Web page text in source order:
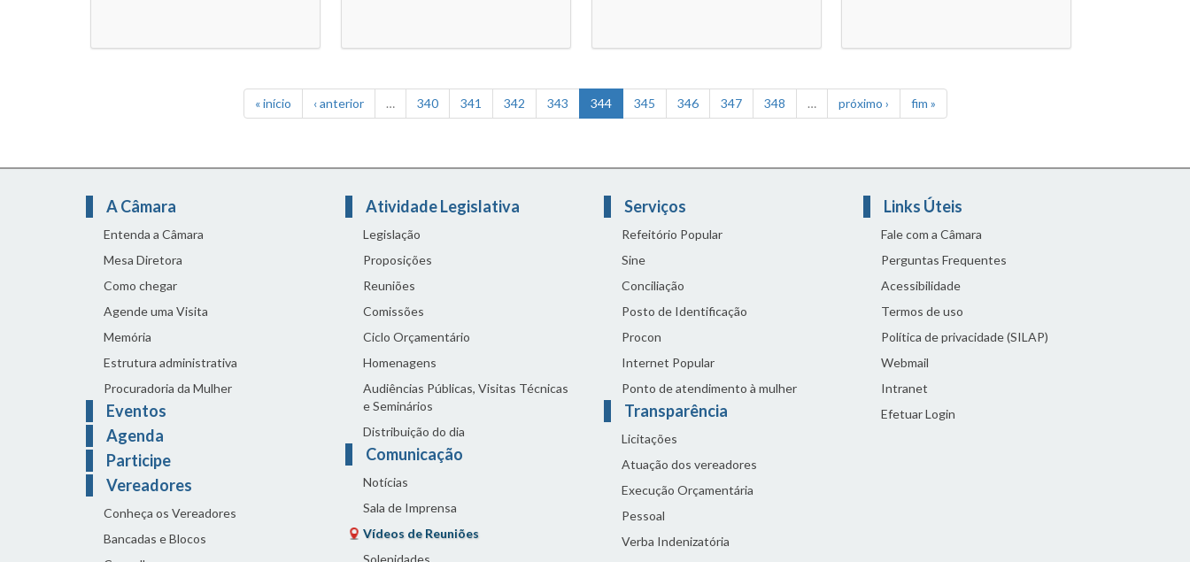
« início ‹ anterior … 340 341 342 343 344 345 346 347 348 … próximo › fim »
A Câmara
Entenda a Câmara
Mesa Diretora
Como chegar
Agende uma Visita
Memória
Estrutura administrativa
Procuradoria da Mulher
Eventos
Agenda
Participe
Vereadores
Conheça os Vereadores
Bancadas e Blocos
Atividade Legislativa
Legislação
Proposições
Reuniões
Comissões
Ciclo Orçamentário
Homenagens
Audiências Públicas, Visitas Técnicas
e Seminários
Distribuição do dia
Comunicação
Notícias
Sala de Imprensa
Vídeos de Reuniões
Solenidades
Serviços
Refeitório Popular
Sine
Conciliação
Posto de Identificação
Procon
Internet Popular
Ponto de atendimento à mulher
Transparência
Licitações
Atuação dos vereadores
Execução Orçamentária
Pessoal
Verba Indenizatória
Links Úteis
Fale com a Câmara
Perguntas Frequentes
Acessibilidade
Termos de uso
Política de privacidade (SILAP)
Webmail
Intranet
Efetuar Login